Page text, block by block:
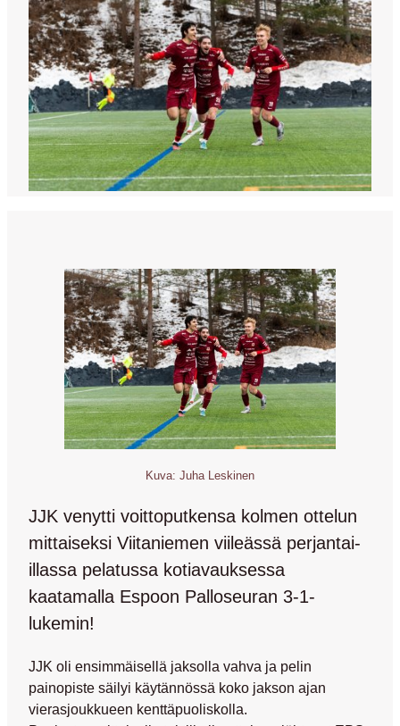
Kuva: Juha Leskinen
JJK venytti voittoputkensa kolmen ottelun
mittaiseksi Viitaniemen viileässä perjantai-
illassa pelatussa kotiavauksessa
kaatamalla Espoon Palloseuran 3-1-
lukemin!
JJK oli ensimmäisellä jaksolla vahva ja pelin
painopiste säilyi käytännössä koko jakson ajan
vierasjoukkueen kenttäpuoliskolla.